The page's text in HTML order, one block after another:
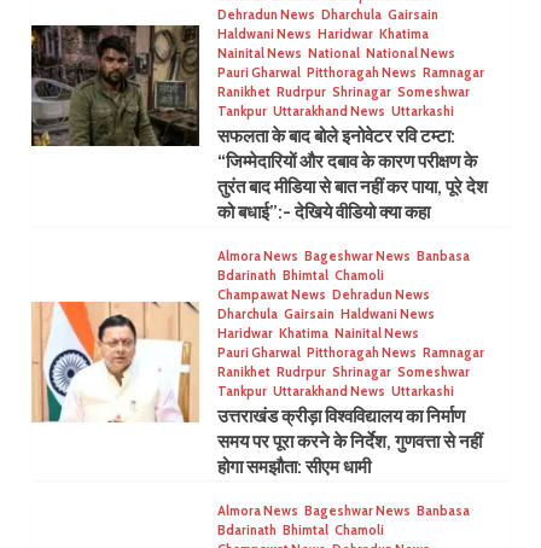
Dehradun News Dharchula Gairsain
Haldwani News Haridwar Khatima
Nainital News National National News
Pauri Gharwal Pitthoragah News Ramnagar
Ranikhet Rudrpur Shrinagar Someshwar
Tankpur Uttarakhand News Uttarkashi
सफलता के बाद बोले इनोवेटर रवि टम्टा:
“जिम्मेदारियों और दबाव के कारण परीक्षण के
तुरंत बाद मीडिया से बात नहीं कर पाया, पूरे देश
को बधाई”:- देखिये वीडियो क्या कहा
Almora News Bageshwar News Banbasa
Bdarinath Bhimtal Chamoli
Champawat News Dehradun News
Dharchula Gairsain Haldwani News
Haridwar Khatima Nainital News
Pauri Gharwal Pitthoragah News Ramnagar
Ranikhet Rudrpur Shrinagar Someshwar
Tankpur Uttarakhand News Uttarkashi
उत्तराखंड क्रीड़ा विश्वविद्यालय का निर्माण
समय पर पूरा करने के निर्देश, गुणवत्ता से नहीं
होगा समझौता: सीएम धामी
Almora News Bageshwar News Banbasa
Bdarinath Bhimtal Chamoli